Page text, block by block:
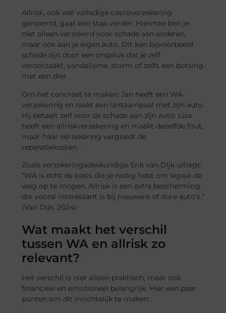
Allrisk, ook wel volledige cascoverzekering
genoemd, gaat een stap verder. Hiermee ben je
niet alleen verzekerd voor schade aan anderen,
maar ook aan je eigen auto. Dit kan bijvoorbeeld
schade zijn door een ongeluk dat je zelf
veroorzaakt, vandalisme, storm of zelfs een botsing
met een dier.
Om het concreet te maken: Jan heeft een WA-
verzekering en raakt een lantaarnpaal met zijn auto.
Hij betaalt zelf voor de schade aan zijn auto. Lisa
heeft een allriskverzekering en maakt dezelfde fout,
maar haar verzekering vergoedt de
reparatiekosten.
Zoals verzekeringsdeskundige Erik van Dijk uitlegt:
“WA is echt de basis die je nodig hebt om legaal de
weg op te mogen. Allrisk is een extra bescherming
die vooral interessant is bij nieuwere of dure auto’s.”
(Van Dijk, 2024)
Wat maakt het verschil
tussen WA en allrisk zo
relevant?
Het verschil is niet alleen praktisch, maar ook
financieel en emotioneel belangrijk. Hier een paar
punten om dit inzichtelijk te maken: